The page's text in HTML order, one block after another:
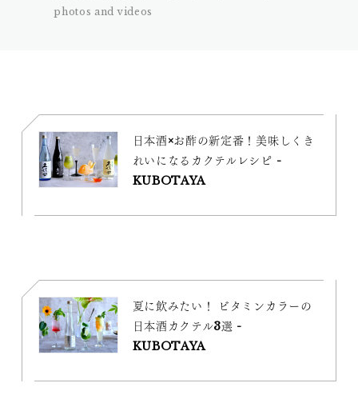
photos and videos
日本酒×お酢の新定番！美味しくき
れいになるカクテルレシピ -
KUBOTAYA
夏に飲みたい！ ビタミンカラーの
日本酒カクテル3選 -
KUBOTAYA